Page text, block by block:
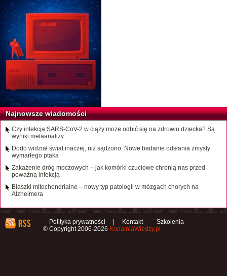
Najnowsze wiadomości
Czy infekcja SARS-CoV-2 w ciąży może odbić się na zdrowiu dziecka? Są
wyniki metaanalizy
Dodo widział świat inaczej, niż sądzono. Nowe badanie odsłania zmysły
wymarłego ptaka
Zakażenie dróg moczowych – jak komórki czuciowe chronią nas przed
poważną infekcją
Blaszki mitochondrialne – nowy typ patologii w mózgach chorych na
Alzheimera
Polityka prywatności Kontakt
Szkolenia
© Copyright 2006-2026 KopalniaWiedzy.pl